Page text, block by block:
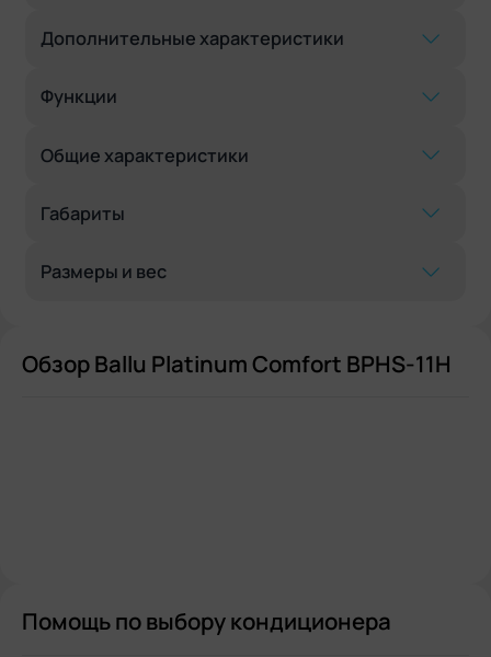
Дополнительные характеристики
Функции
Общие характеристики
Габариты
Размеры и вес
Обзор Ballu Platinum Comfort BPHS-11H
Помощь по выбору кондиционера